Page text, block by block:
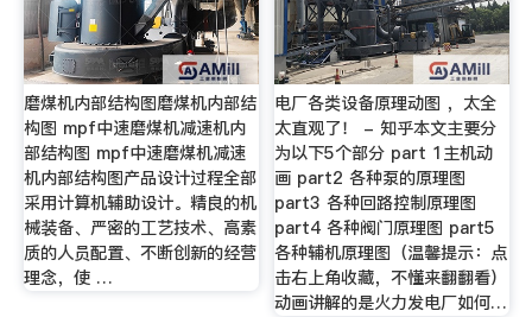
磨煤机内部结构图磨煤机内部结
构图 mpf中速磨煤机减速机内
部结构图 mpf中速磨煤机减速
机内部结构图产品设计过程全部
采用计算机辅助设计。精良的机
械装备、严密的工艺技术、高素
质的人员配置、不断创新的经营
理念，使 …
电厂各类设备原理动图 ，太全
太直观了！ - 知乎本文主要分
为以下5个部分 part 1主机动
画 part2 各种泵的原理图
part3 各种回路控制原理图
part4 各种阀门原理图 part5
各种辅机原理图（温馨提示：点
击右上角收藏，不懂来翻翻看）
动画讲解的是火力发电厂如何…